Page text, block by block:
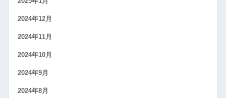
2024年12月
2024年11月
2024年10月
2024年9月
2024年8月